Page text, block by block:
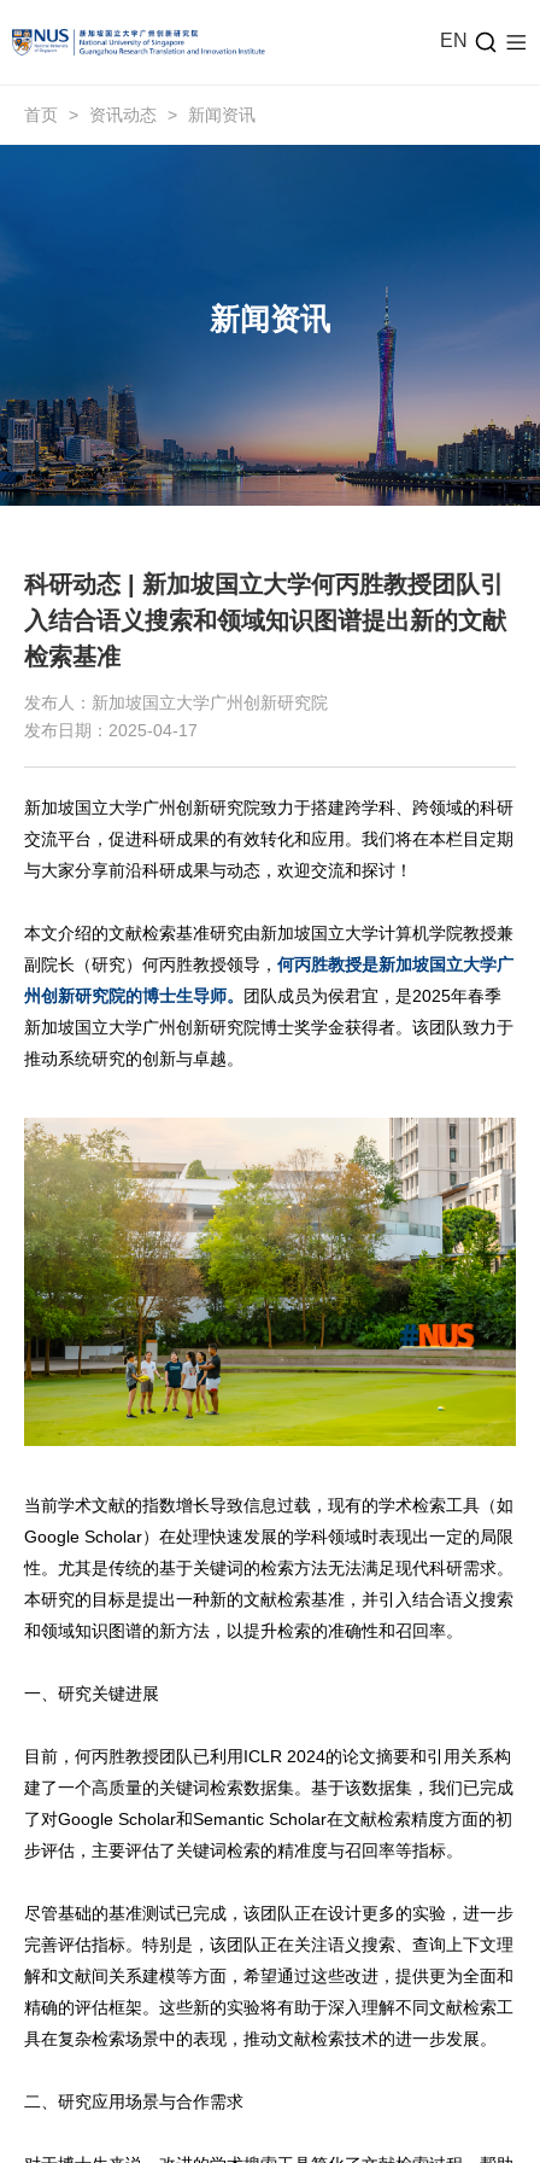
EN
首页 > 资讯动态 > 新闻资讯
新闻资讯
科研动态 | 新加坡国立大学何丙胜教授团队引
入结合语义搜索和领域知识图谱提出新的文献
检索基准
发布人：新加坡国立大学广州创新研究院
发布日期：2025-04-17
新加坡国立大学广州创新研究院致力于搭建跨学科、跨领域的科研
交流平台，促进科研成果的有效转化和应用。我们将在本栏目定期
与大家分享前沿科研成果与动态，欢迎交流和探讨！
本文介绍的文献检索基准研究由新加坡国立大学计算机学院教授兼
副院长（研究）何丙胜教授领导， 何丙胜教授是新加坡国立大学广
州创新研究院的博士生导师。 团队成员为侯君宜，是2025年春季
新加坡国立大学广州创新研究院博士奖学金获得者。该团队致力于
推动系统研究的创新与卓越。
当前学术文献的指数增长导致信息过载，现有的学术检索工具（如
Google Scholar）在处理快速发展的学科领域时表现出一定的局限
性。尤其是传统的基于关键词的检索方法无法满足现代科研需求。
本研究的目标是提出一种新的文献检索基准，并引入结合语义搜索
和领域知识图谱的新方法，以提升检索的准确性和召回率。
一、研究关键进展
目前，何丙胜教授团队已利用ICLR 2024的论文摘要和引用关系构
建了一个高质量的关键词检索数据集。基于该数据集，我们已完成
了对Google Scholar和Semantic Scholar在文献检索精度方面的初
步评估，主要评估了关键词检索的精准度与召回率等指标。
尽管基础的基准测试已完成，该团队正在设计更多的实验，进一步
完善评估指标。特别是，该团队正在关注语义搜索、查询上下文理
解和文献间关系建模等方面，希望通过这些改进，提供更为全面和
精确的评估框架。这些新的实验将有助于深入理解不同文献检索工
具在复杂检索场景中的表现，推动文献检索技术的进一步发展。
二、研究应用场景与合作需求